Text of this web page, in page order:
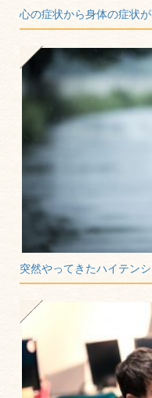
心の症状から身体の症状
突然やってきたハイテン